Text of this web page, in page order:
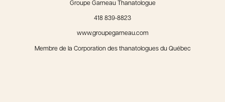
Groupe Garneau Thanatologue
418 839-8823
www.groupegarneau.com
Membre de la Corporation des thanatologues du Québec